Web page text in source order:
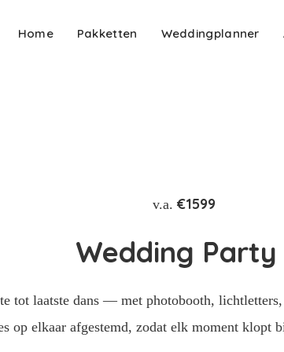
Home Pakketten Weddingplanner
v.a. €1599
Wedding Party
tot laatste dans — met photobooth,
op elkaar afgestemd, zodat elk moment klopt